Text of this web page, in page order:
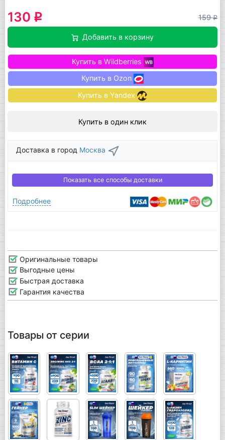
130 q 159q
Добавить в корзину
Купить в Wildberries
Купить в Ozon
Купить в Yandex
Купить в один клик
Доставка в город Москва
Показать все способы доставки
Подробнее
Оригинальные товары
Выгодные цены
Быстрая доставка
Гарантия качества
Товары от серии